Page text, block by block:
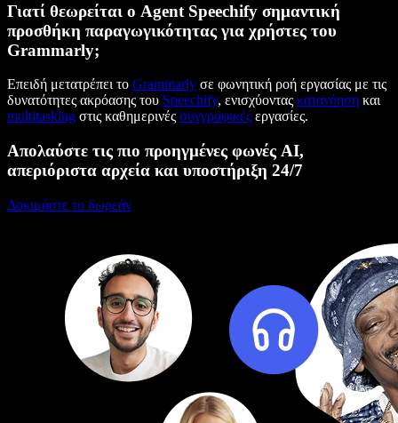
Γιατί θεωρείται ο Agent Speechify σημαντική
προσθήκη παραγωγικότητας για χρήστες του
Grammarly;
Επειδή μετατρέπει το Grammarly σε φωνητική ροή εργασίας με τις
δυνατότητες ακρόασης του Speechify, ενισχύοντας κατανόηση και
multitasking στις καθημερινές συγγραφικές εργασίες.
Απολαύστε τις πιο προηγμένες φωνές AI,
απεριόριστα αρχεία και υποστήριξη 24/7
Δοκιμάστε το δωρεάν